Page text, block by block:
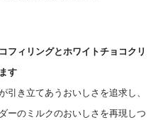
フィリングとホワイトチョコクリ
す
引き立てあうおいしさを追求し、
ーのミルクのおいしさを再現しつ